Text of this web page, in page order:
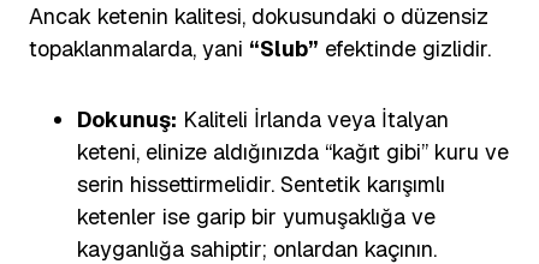
Ancak ketenin kalitesi, dokusundaki o düzensiz
topaklanmalarda, yani “Slub” efektinde gizlidir.
Dokunuş: Kaliteli İrlanda veya İtalyan
keteni, elinize aldığınızda “kağıt gibi” kuru ve
serin hissettirmelidir. Sentetik karışımlı
ketenler ise garip bir yumuşaklığa ve
kayganlığa sahiptir; onlardan kaçının.